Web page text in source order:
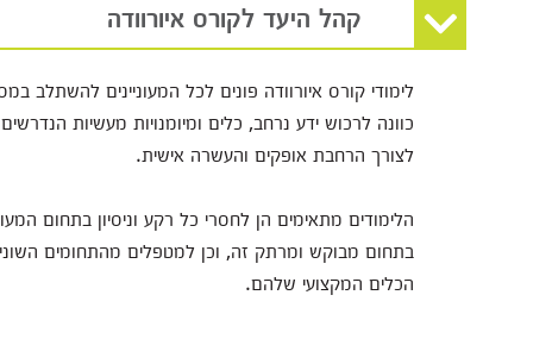
קהל היעד לקורס איורוודה
לימודי קורס איורוודה פונים לכל המעוניינים
כוונה לרכוש ידע נרחב, כלים ומיומנויות מעשיות
לצורך הרחבת אופקים והעשרה אישית.
הלימודים מתאימים הן לחסרי כל רקע וניסיון בתחום
בתחום מבוקש ומרתק זה, וכן למטפלים מהתחומים
הכלים המקצועי שלהם.